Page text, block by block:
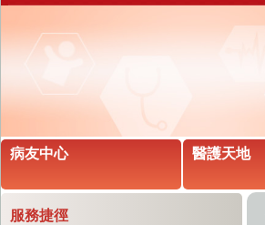
病友中心 醫護天地
服務捷徑